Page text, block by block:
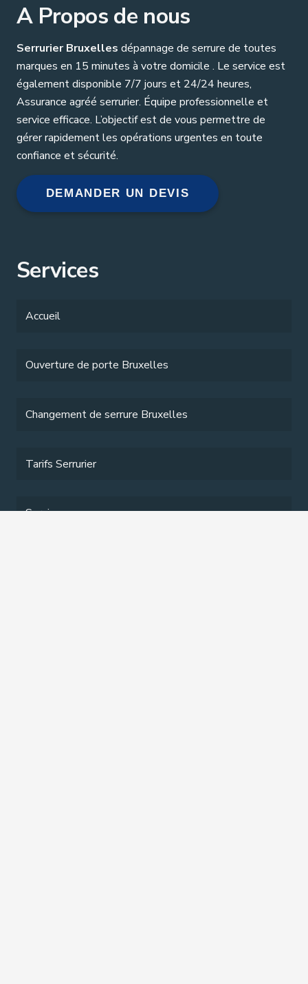
A Propos de nous
Serrurier Bruxelles dépannage de serrure de toutes
marques en 15 minutes à votre domicile . Le service est
également disponible 7/7 jours et 24/24 heures,
Assurance agréé serrurier. Équipe professionnelle et
service efficace. L’objectif est de vous permettre de
gérer rapidement les opérations urgentes en toute
confiance et sécurité.
DEMANDER UN DEVIS
Services
Accueil
Ouverture de porte Bruxelles
Changement de serrure Bruxelles
Tarifs Serrurier
Services